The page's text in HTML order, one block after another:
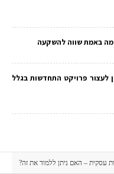
באמת שווה להשקעה
לעצור פרויקט התחדשות בגלל
עסקית – האם ניתן ללמוד את זה?